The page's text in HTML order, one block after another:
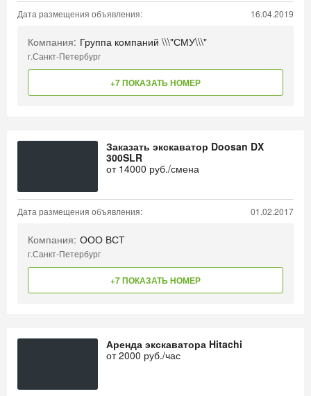
Дата размещения объявления: 16.04.2019
Компания: Группа компаний \\\"СМУ\\\"
г.Санкт-Петербург
+7 ПОКАЗАТЬ НОМЕР
Заказать экскаватор Doosan DX
300SLR
от 14000 руб./смена
Дата размещения объявления: 01.02.2017
Компания: ООО ВСТ
г.Санкт-Петербург
+7 ПОКАЗАТЬ НОМЕР
Аренда экскаватора Hitachi
от2000 руб./час